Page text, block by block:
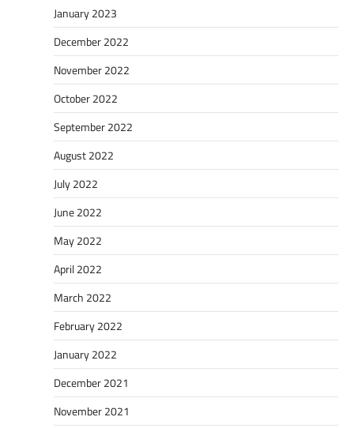
January 2023
December 2022
November 2022
October 2022
September 2022
August 2022
July 2022
June 2022
May 2022
April 2022
March 2022
February 2022
January 2022
December 2021
November 2021